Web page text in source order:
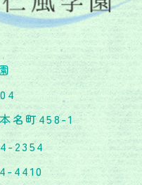
名町458-1
2354
4410